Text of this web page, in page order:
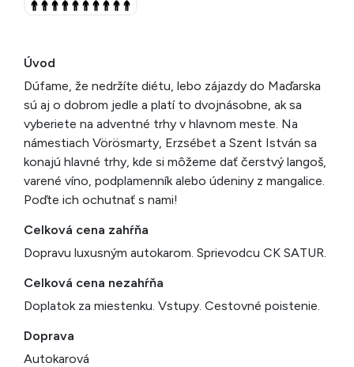
Úvod
Dúfame, že nedržíte diétu, lebo zájazdy do Maďarska
sú aj o dobrom jedle a platí to dvojnásobne, ak sa
vyberiete na adventné trhy v hlavnom meste. Na
námestiach Vörösmarty, Erzsébet a Szent István sa
konajú hlavné trhy, kde si môžeme dať čerstvý langoš,
varené víno, podplamenník alebo údeniny z mangalice.
Poďte ich ochutnať s nami!
Celková cena zahŕňa
Dopravu luxusným autokarom. Sprievodcu CK SATUR.
Celková cena nezahŕňa
Doplatok za miestenku. Vstupy. Cestovné poistenie.
Doprava
Autokarová